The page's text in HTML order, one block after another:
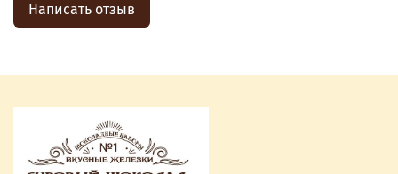
Написать отзыв